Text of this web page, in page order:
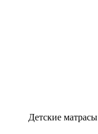
Детские матрасы